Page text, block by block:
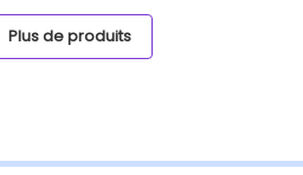
Plus de produits